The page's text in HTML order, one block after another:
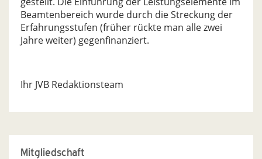
Beamtenbereich wurde durch die Streckung der
Erfahrungsstufen (früher rückte man alle zwei
Jahre weiter) gegenfinanziert.
Ihr JVB Redaktionsteam
Mitgliedschaft